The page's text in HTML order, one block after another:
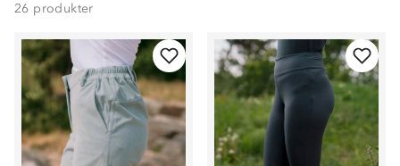
26 produkter